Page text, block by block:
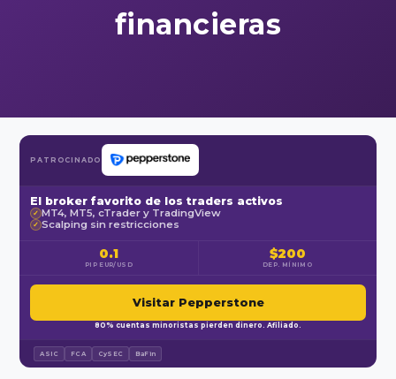
financieras
PATROCINADO
El broker favorito de los traders activos
✓ MT4, MT5, cTrader y TradingView
✓ Scalping sin restricciones
0.1
PIP EUR/USD
$200
DEP. MÍNIMO
Visitar Pepperstone
80% cuentas minoristas pierden dinero. Afiliado.
ASIC FCA CySEC BaFin